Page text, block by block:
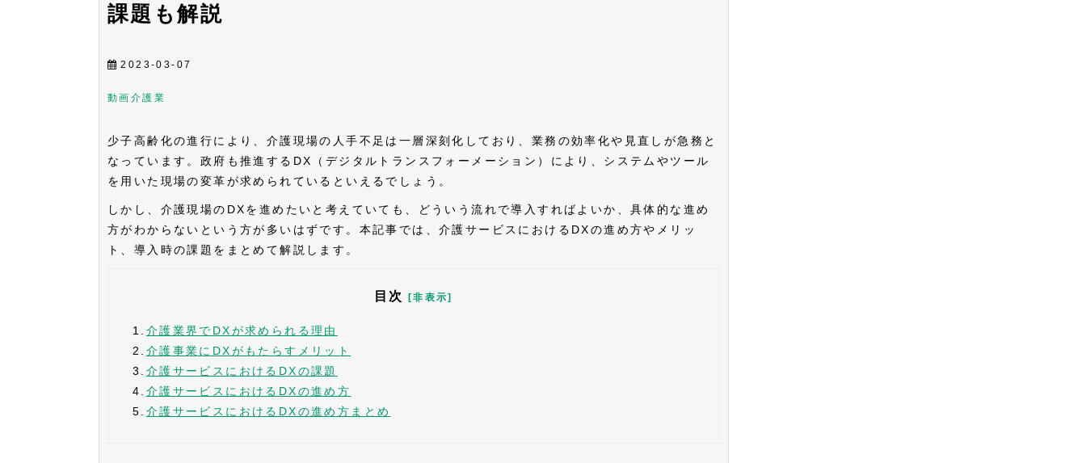
課題も解説
2023-03-07
動画 介護業
少子高齢化の進行により、介護現場の人手不足は一層深刻化しており、業務の効率化や見直しが急務と
なっています。政府も推進するDX（デジタルトランスフォーメーション）により、システムやツール
を用いた現場の変革が求められているといえるでしょう。
しかし、介護現場のDXを進めたいと考えていても、どういう流れで導入すればよいか、具体的な進め
方がわからないという方が多いはずです。本記事では、介護サービスにおけるDXの進め方やメリッ
ト、導入時の課題をまとめて解説します。
目次 [非表示]
1. 介護業界でDXが求められる理由
2. 介護事業にDXがもたらすメリット
3. 介護サービスにおけるDXの課題
4. 介護サービスにおけるDXの進め方
5. 介護サービスにおけるDXの進め方まとめ